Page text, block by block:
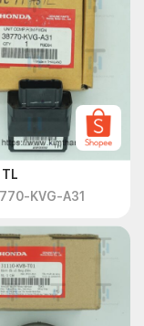
TL
KVG-A31